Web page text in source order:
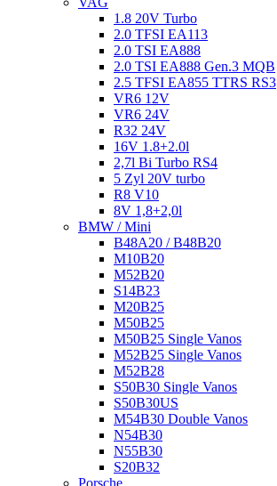
1.8 20V Turbo
2.0 TFSI EA113
2.0 TSI EA888
2.0 TSI EA888 Gen.3 MQB
2.5 TFSI EA855 TTRS RS3
VR6 12V
VR6 24V
R32 24V
16V 1.8+2.0l
2,7l Bi Turbo RS4
5 Zyl 20V turbo
R8 V10
8V 1,8+2,0l
BMW / Mini
B48A20 / B48B20
M10B20
M52B20
S14B23
M20B25
M50B25
M50B25 Single Vanos
M52B25 Single Vanos
M52B28
S50B30 Single Vanos
S50B30US
M54B30 Double Vanos
N54B30
N55B30
S20B32
Porsche